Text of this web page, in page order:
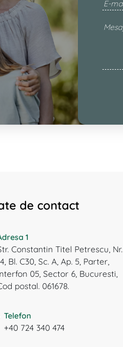
de contact
1
Constantin Titel Petrescu, Nr.
Bl. C30, Sc. A, Ap. 5, Parter,
05, Sector 6, Bucuresti,
postal. 061678.
Telefon
+40 724 340 474